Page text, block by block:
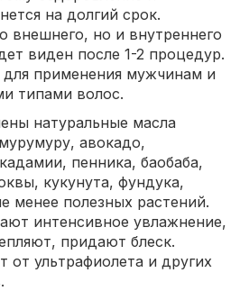
на долгий срок.
внешнего, но и внутреннего
виден после 1-2 процедур.
применения мужчинам и
типами волос.
натуральные масла
авокадо,
пенника, баобаба,
кукунута, фундука,
менее полезных растений.
интенсивное увлажнение,
придают блеск.
от ультрафиолета и других